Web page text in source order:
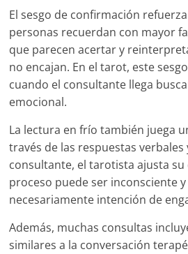
El sesgo de confirmación
personas recuerdan con mayor
que parecen acertar y
no encajan. En el tarot, este
cuando el consultante llega
emocional.
La lectura en frío también juega
través de las respuestas
consultante, el tarotista ajusta su
proceso puede ser inconsciente
necesariamente intención de
Además, muchas consultas
similares a la conversación